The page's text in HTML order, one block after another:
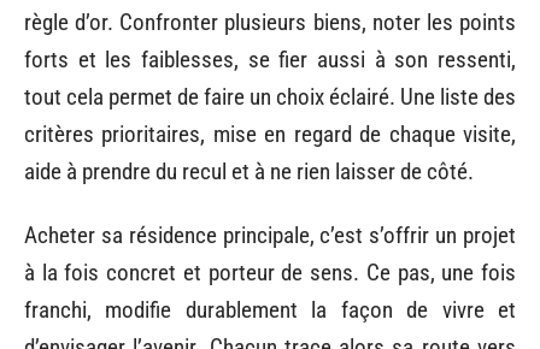
règle d’or. Confronter plusieurs biens, noter les points
forts et les faiblesses, se fier aussi à son ressenti,
tout cela permet de faire un choix éclairé. Une liste des
critères prioritaires, mise en regard de chaque visite,
aide à prendre du recul et à ne rien laisser de côté.
Acheter sa résidence principale, c’est s’offrir un projet
à la fois concret et porteur de sens. Ce pas, une fois
franchi, modifie durablement la façon de vivre et